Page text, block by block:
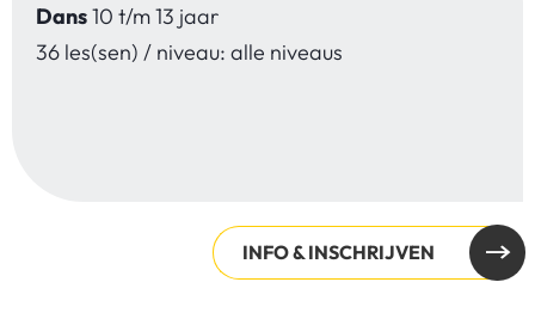
Dans10 t/m 13 jaar
36 les(sen) / niveau: alle niveaus
INFO & INSCHRIJVEN